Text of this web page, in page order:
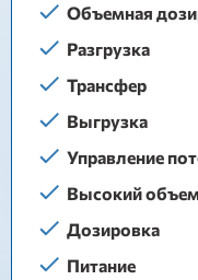
Объемная
Разгрузка
Трансфер
Выгрузка
Управление
Высокий объем
Дозировка
Питание